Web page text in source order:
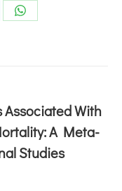
With
A Meta-
Studies